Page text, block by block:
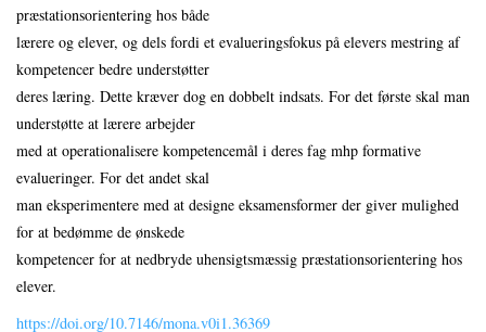
præstationsorientering hos både
lærere og elever, og dels fordi et evalueringsfokus på elevers mestring af
kompetencer bedre understøtter
deres læring. Dette kræver dog en dobbelt indsats. For det første skal man
understøtte at lærere arbejder
med at operationalisere kompetencemål i deres fag mhp formative
evalueringer. For det andet skal
man eksperimentere med at designe eksamensformer der giver mulighed
for at bedømme de ønskede
kompetencer for at nedbryde uhensigtsmæssig præstationsorientering hos
elever.
https://doi.org/10.7146/mona.v0i1.36369